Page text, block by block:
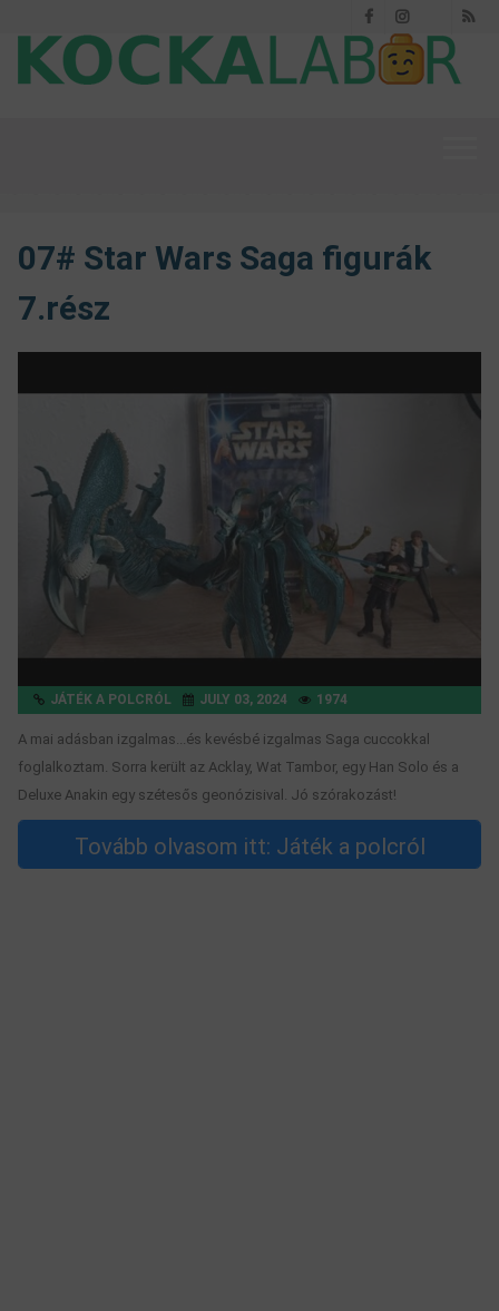
FacebookInstagram
Threads
07# Star Wars Saga figurák
7.rész
JÁTÉK A POLCRÓL JULY 03, 2024 1974
A mai adásban izgalmas...és kevésbé izgalmas Saga cuccokkal
foglalkoztam. Sorra került az Acklay, Wat Tambor, egy Han Solo és a
Deluxe Anakin egy szétesős geonózisival. Jó szórakozást!
Tovább olvasom itt: Játék a polcról